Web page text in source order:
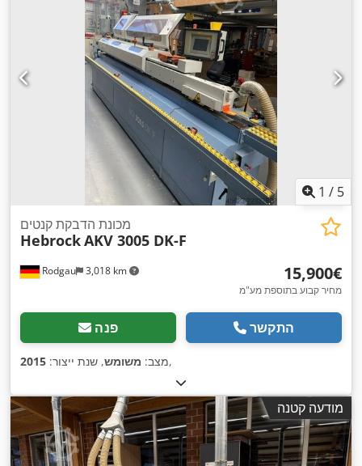
1 / 5
Rodgau 3,018 km
מכונת הדבקת קנטים
HebrockAKV 3005 DK-F
‏15,900 ‏€
מחיר קבוע בתוספת מע"מ
פנה התקשר
מצב: משומש, שנת ייצור: 2015 ,
מודעה קטנה